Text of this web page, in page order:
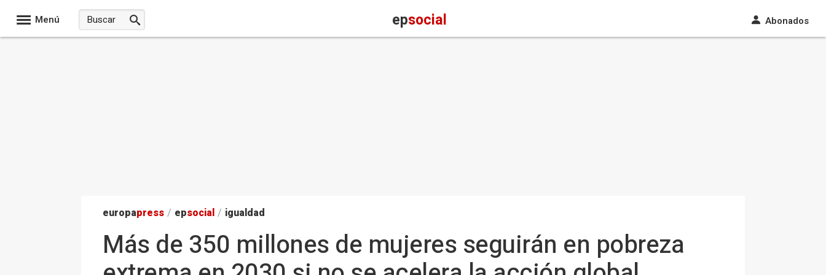
Menú epsocial Abonados
europapress / epsocial / igualdad
Más de 350 millones de mujeres seguirán en pobreza